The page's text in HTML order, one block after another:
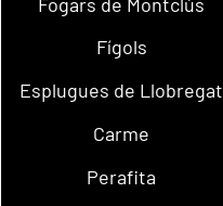
Fígols
Esplugues de Llobregat
Carme
Perafita